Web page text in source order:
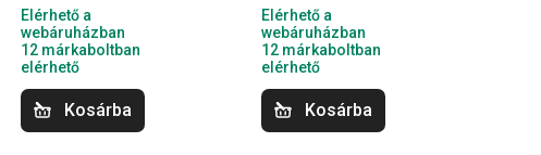
Elérhető a
webáruházban
12 márkaboltban
elérhető
Kosárba
Elérhető a
webáruházban
12 márkaboltban
elérhető
Kosárba